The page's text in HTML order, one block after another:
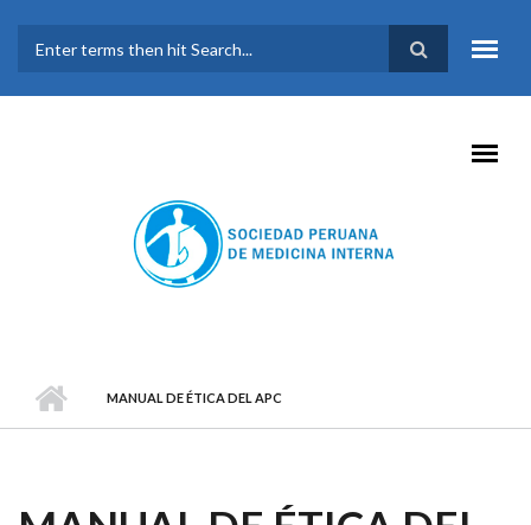
FORMULARIO DE
BÚSQUEDA
MANUAL DE ÉTICA DEL APC